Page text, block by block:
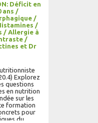
Déficit en
ans /
/
/
/ Allergie à
/
et Dr
Explorez
questions
en nutrition
sur les
formation
pour
du